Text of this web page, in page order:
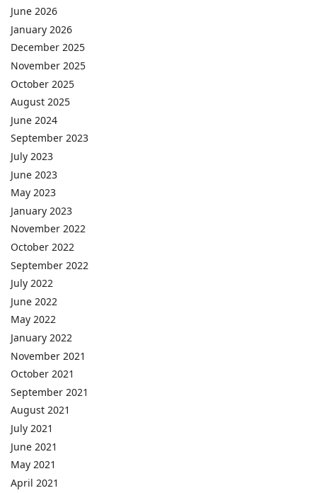
June 2026
January 2026
December 2025
November 2025
October 2025
August 2025
June 2024
September 2023
July 2023
June 2023
May 2023
January 2023
November 2022
October 2022
September 2022
July 2022
June 2022
May 2022
January 2022
November 2021
October 2021
September 2021
August 2021
July 2021
June 2021
May 2021
April 2021